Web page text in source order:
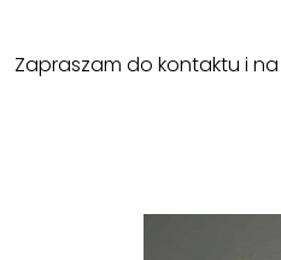
Zapraszam do kontaktu i